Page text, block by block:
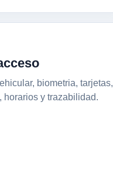
biometria, tarjetas,
horarios y trazabilidad.